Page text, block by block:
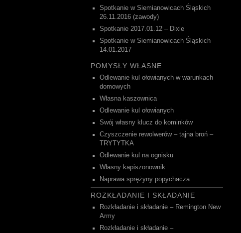
Spotkanie w Siemianowicach Śląskich
26.11.2016 (zawody)
Spotkanie 2017.01.12 – Dixie
Spotkanie w Siemianowicach Śląskich
14.01.2017
POMYSŁY WŁASNE
Odlewanie kul ołowianych w warunkach
domowych
Własna kaszownica
Odlewanie kul ołowianych
Swój własny klucz do kominków
Czyszczenie rewolwerów – tajna broń –
TRYTYTKA
Odlewanie kul na ognisku
Własny kapiszonownik
Naprawa sprężyny popychacza
ROZKŁADANIE I SKŁADANIE
Rozkładanie i składanie – Remington New
Army
Rozkładanie i składanie –